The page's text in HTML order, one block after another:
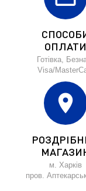
ОПЛАТИ
Готівка,
Visa/
location_on
м. Харків
пров.